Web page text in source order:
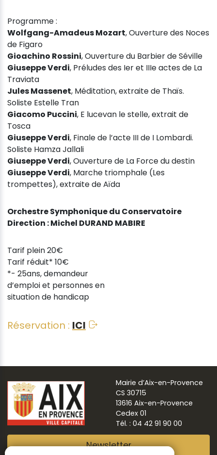
Programme :
Wolfgang-Amadeus Mozart, Ouverture des Noces
de Figaro
Gioachino Rossini, Ouverture du Barbier de Séville
Giuseppe Verdi, Préludes des Ier et IIIe actes de La
Traviata
Jules Massenet, Méditation, extraite de Thaïs.
Soliste Estelle Tran
Giacomo Puccini, E lucevan le stelle, extrait de
Tosca
Giuseppe Verdi, Finale de l’acte III de I Lombardi.
Soliste Hamza Jallali
Giuseppe Verdi, Ouverture de La Force du destin
Giuseppe Verdi, Marche triomphale (Les
trompettes), extraite de Aïda
Orchestre Symphonique du Conservatoire
Direction : Michel DURAND MABIRE
Tarif plein 20€
Tarif réduit* 10€
*- 25ans, demandeur
d’emploi et personnes en
situation de handicap
Réservation : ICI
Mairie d’Aix-en-Provence
CS 30715
13616 Aix-en-Provence
Cedex 01
Tél. : 04 42 91 90 00
Newsletter